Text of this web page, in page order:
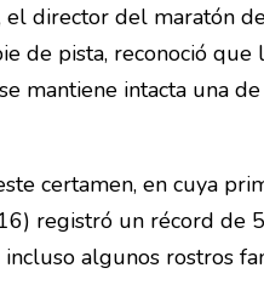
el director del maratón
de pista, reconoció
mantiene intacta una
certamen, en cuya
registró un récord de
algunos rostros